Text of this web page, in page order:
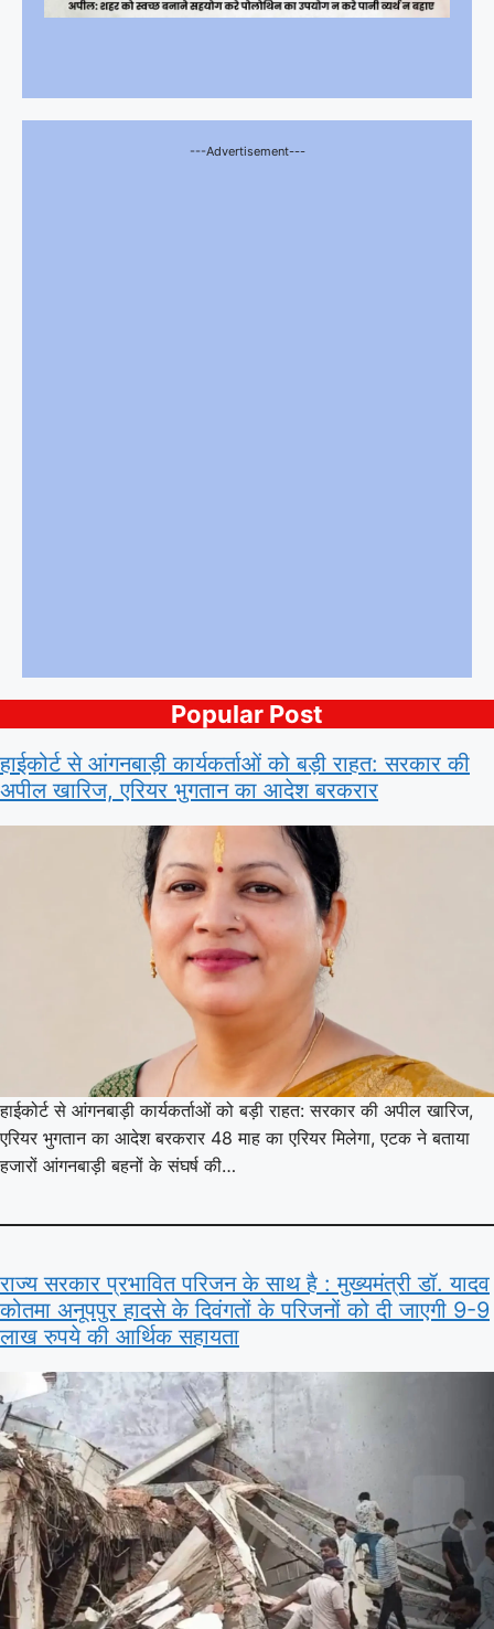
---Advertisement---
Popular Post
हाईकोर्ट से आंगनबाड़ी कार्यकर्ताओं को बड़ी राहत: सरकार की
अपील खारिज, एरियर भुगतान का आदेश बरकरार
हाईकोर्ट से आंगनबाड़ी कार्यकर्ताओं को बड़ी राहत: सरकार की अपील खारिज,
एरियर भुगतान का आदेश बरकरार 48 माह का एरियर मिलेगा, एटक ने बताया
हजारों आंगनबाड़ी बहनों के संघर्ष की…
राज्य सरकार प्रभावित परिजन के साथ है : मुख्यमंत्री डॉ. यादव
कोतमा अनूपपुर हादसे के दिवंगतों के परिजनों को दी जाएगी 9-9
लाख रुपये की आर्थिक सहायता